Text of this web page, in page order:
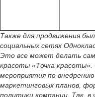
Также для продвижения
социальных сетях
Это все может делать
красоты «Точка
мероприятия по
маркетинговых планов,
политики компании. Так,